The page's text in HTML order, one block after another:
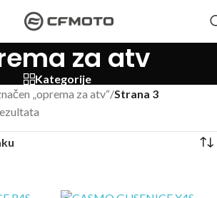
za atv
Kategorije
„oprema za atv“/Strana 3